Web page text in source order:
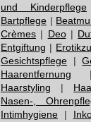
und Kinderpflege
Bartpflege |
Crèmes | Deo|
Entgiftung |
Gesichtspflege |
Haarentfernung
Haarstyling |
Nasen-,
Intimhygiene |